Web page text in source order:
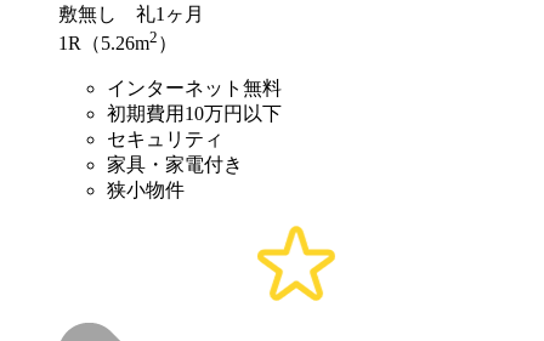
敷無し 礼1ヶ月
1R（5.26m2 ）
インターネット無料
初期費用10万円以下
セキュリティ
家具・家電付き
狭小物件